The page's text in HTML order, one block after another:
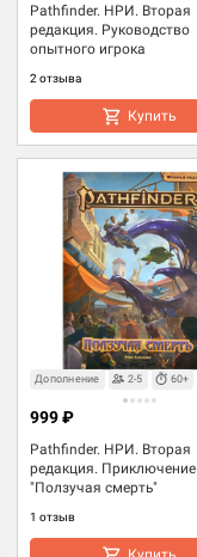
Pathfinder. НРИ. Вторая
редакция. Руководство
опытного игрока
2 отзыва
Купить
Дополнение 2-5 60+
Pathfinder. НРИ. Вторая
редакция. Приключение
"Ползучая смерть"
1 отзыв
999 ₽